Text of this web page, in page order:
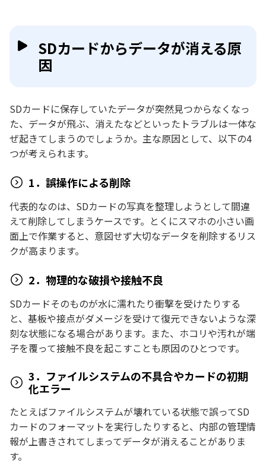
SDカードからデータが消える原
因
SDカードに保存していたデータが突然見つからなくなっ
た、データが飛ぶ、消えたなどといったトラブルは一体な
ぜ起きてしまうのでしょうか。主な原因として、以下の4
つが考えられます。
1．誤操作による削除
代表的なのは、SDカードの写真を整理しようとして間違
えて削除してしまうケースです。とくにスマホの小さい画
面上で作業すると、意図せず大切なデータを削除するリス
クが高まります。
2．物理的な破損や接触不良
SDカードそのものが水に濡れたり衝撃を受けたりする
と、基板や接点がダメージを受けて復元できないような深
刻な状態になる場合があります。また、ホコリや汚れが端
子を覆って接触不良を起こすことも原因のひとつです。
3．ファイルシステムの不具合やカードの初期
化エラー
たとえばファイルシステムが壊れている状態で誤ってSD
カードのフォーマットを実行したりすると、内部の管理情
報が上書きされてしまってデータが消えることがありま
す。